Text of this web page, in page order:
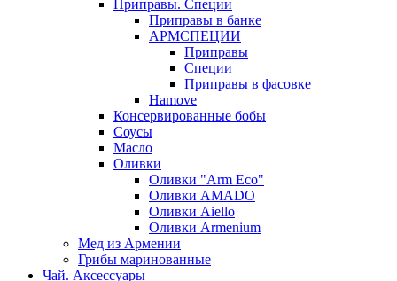
Приправы. Специи
Приправы в банке
АРМСПЕЦИИ
Приправы
Специи
Приправы в фасовке
Hamove
Консервированные бобы
Соусы
Масло
Оливки
Оливки "Arm Eco"
Оливки AMADO
Оливки Aiello
Оливки Armenium
Мед из Армении
Грибы маринованные
Чай. Аксессуары